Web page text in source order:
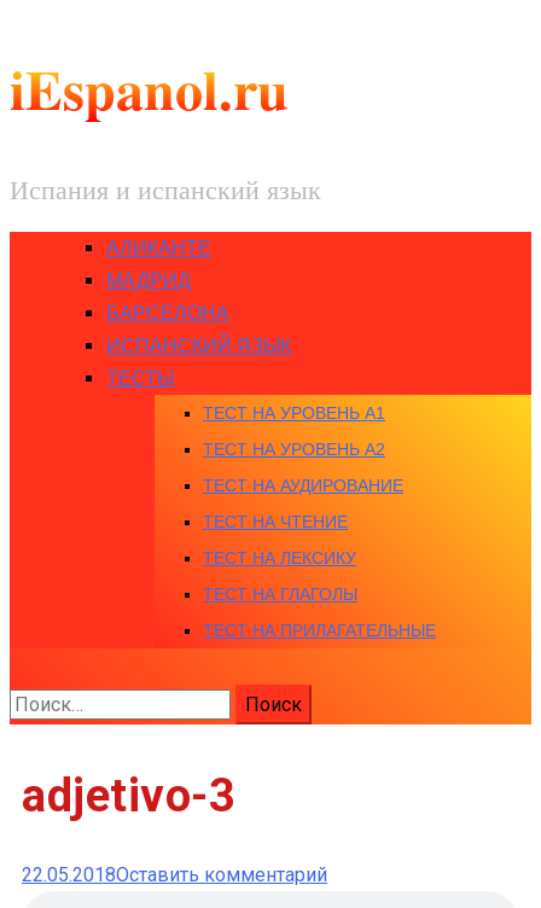
iEspanol.ru
Испания и испанский язык
АЛИКАНТЕ
МАДРИД
БАРСЕЛОНА
ИСПАНСКИЙ ЯЗЫК
ТЕСТЫ
ТЕСТ НА УРОВЕНЬ A1
ТЕСТ НА УРОВЕНЬ A2
ТЕСТ НА АУДИРОВАНИЕ
ТЕСТ НА ЧТЕНИЕ
ТЕСТ НА ЛЕКСИКУ
ТЕСТ НА ГЛАГОЛЫ
ТЕСТ НА ПРИЛАГАТЕЛЬНЫЕ
Найти:
adjetivo-3
22.05.2018Оставить комментарийк